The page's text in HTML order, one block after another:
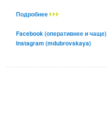
Подробнее
Facebook (оперативнее и чаще)
Instagram (mdubrovskaya)